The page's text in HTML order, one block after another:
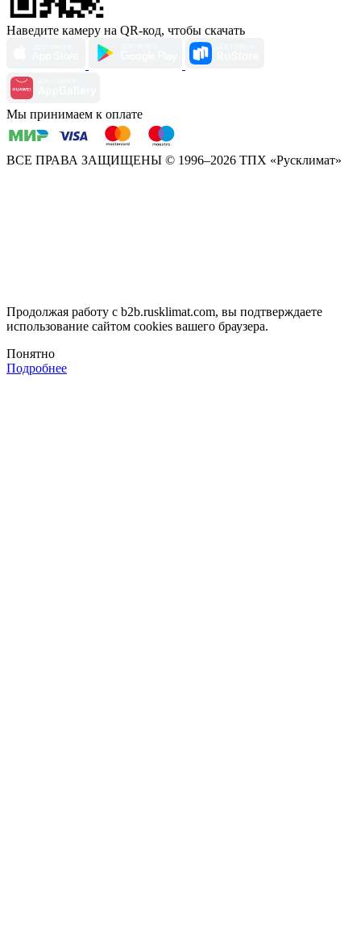
Наведите камеру на QR-код, чтобы скачать
Мы принимаем к оплате
ВСЕ ПРАВА ЗАЩИЩЕНЫ © 1996–2026 ТПХ «Русклимат»
Продолжая работу с b2b.rusklimat.com, вы подтверждаете
использование сайтом cookies вашего браузера.
Понятно
Подробнее